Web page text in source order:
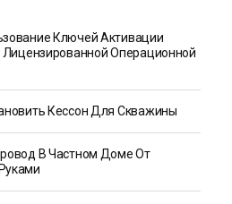
Ключей Активации
Лицензированной Операционной
Кессон Для Скважины
В Частном Доме От